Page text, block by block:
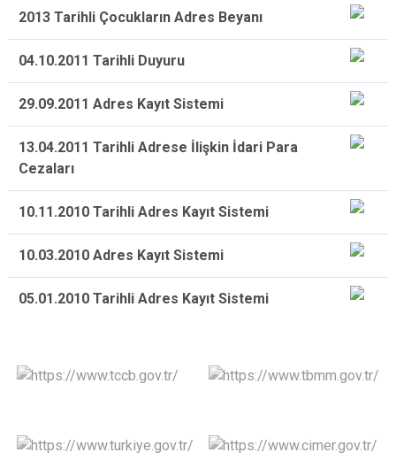
2013 Tarihli Çocukların Adres Beyanı
04.10.2011 Tarihli Duyuru
29.09.2011 Adres Kayıt Sistemi
13.04.2011 Tarihli Adrese İlişkin İdari Para
Cezaları
10.11.2010 Tarihli Adres Kayıt Sistemi
10.03.2010 Adres Kayıt Sistemi
05.01.2010 Tarihli Adres Kayıt Sistemi